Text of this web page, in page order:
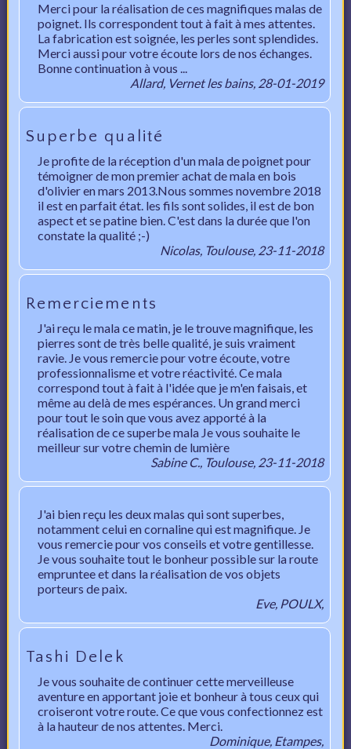
Merci pour la réalisation de ces magnifiques malas de
poignet. Ils correspondent tout à fait à mes attentes.
La fabrication est soignée, les perles sont splendides.
Merci aussi pour votre écoute lors de nos échanges.
Bonne continuation à vous ...
Allard, Vernet les bains, 28-01-2019
Superbe qualité
Je profite de la réception d'un mala de poignet pour
témoigner de mon premier achat de mala en bois
d'olivier en mars 2013.Nous sommes novembre 2018
il est en parfait état. les fils sont solides, il est de bon
aspect et se patine bien. C'est dans la durée que l'on
constate la qualité ;-)
Nicolas, Toulouse, 23-11-2018
Remerciements
J'ai reçu le mala ce matin, je le trouve magnifique, les
pierres sont de très belle qualité, je suis vraiment
ravie. Je vous remercie pour votre écoute, votre
professionnalisme et votre réactivité. Ce mala
correspond tout à fait à l'idée que je m'en faisais, et
même au delà de mes espérances. Un grand merci
pour tout le soin que vous avez apporté à la
réalisation de ce superbe mala Je vous souhaite le
meilleur sur votre chemin de lumière
Sabine C., Toulouse, 23-11-2018
J'ai bien reçu les deux malas qui sont superbes,
notamment celui en cornaline qui est magnifique. Je
vous remercie pour vos conseils et votre gentillesse.
Je vous souhaite tout le bonheur possible sur la route
empruntee et dans la réalisation de vos objets
porteurs de paix.
Eve, POULX,
Tashi Delek
Je vous souhaite de continuer cette merveilleuse
aventure en apportant joie et bonheur à tous ceux qui
croiseront votre route. Ce que vous confectionnez est
à la hauteur de nos attentes. Merci.
Dominique, Etampes,